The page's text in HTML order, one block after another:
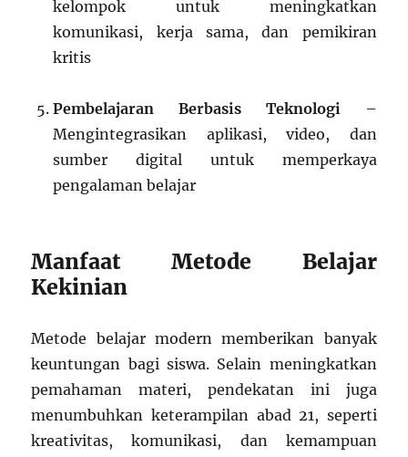
kelompok untuk meningkatkan
komunikasi, kerja sama, dan pemikiran
kritis
Pembelajaran Berbasis Teknologi –
Mengintegrasikan aplikasi, video, dan
sumber digital untuk memperkaya
pengalaman belajar
Manfaat Metode Belajar
Kekinian
Metode belajar modern memberikan banyak
keuntungan bagi siswa. Selain meningkatkan
pemahaman materi, pendekatan ini juga
menumbuhkan keterampilan abad 21, seperti
kreativitas, komunikasi, dan kemampuan